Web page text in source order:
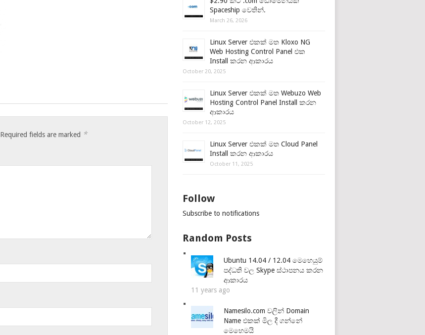
Required fields are marked *
Spaceship වෙතින්.
March 26, 2026
Linux Server එකක් මත Kloxo NG
Web Hosting Control Panel එක
Install කරන ආකාරය
October 20, 2025
Linux Server එකක් මත Webuzo Web
Hosting Control Panel Install කරන
ආකාරය
October 12, 2025
Linux Server එකක් මත Cloud Panel
Install කරන ආකාරය
October 11, 2025
Follow
Subscribe to notifications
Random Posts
Ubuntu 14.04 / 12.04 මෙහෙයුම්
පද්ධති වල Skype ස්ථාපනය කරන
ආකාරය
11 years ago
Namesilo.com වලින් Domain
Name එකක් මිල දී ගන්නේ
මෙහෙමයි